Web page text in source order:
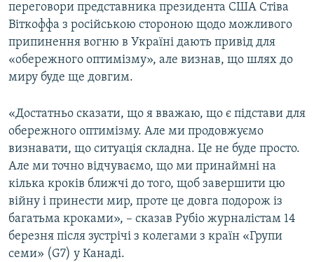
Усі сайти RFE/RL
переговори представника президента США Стіва
Віткоффа з російською стороною щодо можливого
припинення вогню в Україні дають привід для
«обережного оптимізму», але визнав, що шлях до
миру буде ще довгим.
«Достатньо сказати, що я вважаю, що є підстави для
обережного оптимізму. Але ми продовжуємо
визнавати, що ситуація складна. Це не буде просто.
Але ми точно відчуваємо, що ми принаймні на
кілька кроків ближчі до того, щоб завершити цю
війну і принести мир, проте це довга подорож із
багатьма кроками», – сказав Рубіо журналістам 14
березня після зустрічі з колегами з країн «Групи
семи» (G7) у Канаді.